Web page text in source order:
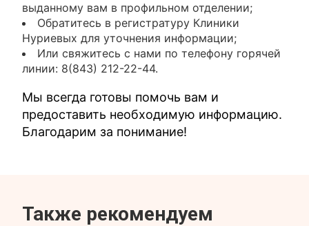
выданному вам в профильном отделении;
Обратитесь в регистратуру Клиники
Нуриевых для уточнения информации;
Или свяжитесь с нами по телефону горячей
линии: 8(843) 212-22-44.
Мы всегда готовы помочь вам и
предоставить необходимую информацию.
Благодарим за понимание!
Также рекомендуем